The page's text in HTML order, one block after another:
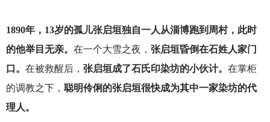
1890年，13岁的孤儿张启垣独自一人从淄博跑到周村，此时
的他举目无亲。 在一个大雪之夜， 张启垣昏倒在石姓人家门
口。 在被救醒后， 张启垣成了石氏印染坊的小伙计。 在掌柜
的调教之下， 聪明伶俐的张启垣很快成为其中一家染坊的代
理人。